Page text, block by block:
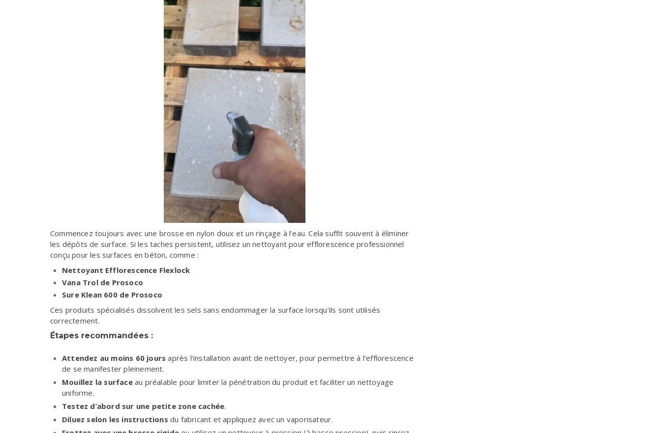
Commencez toujours avec une brosse en nylon doux et un rinçage à l’eau. Cela suffit souvent à éliminer
les dépôts de surface. Si les taches persistent, utilisez unnettoyant pour efflorescence professionnel
conçu pour les surfaces en béton, comme :
Nettoyant Efflorescence Flexlock
Vana Trol de Prosoco
Sure Klean 600 de Prosoco
Ces produits spécialisés dissolvent les sels sans endommager la surface lorsqu’ils sont utilisés
correctement.
Étapes recommandées :
Attendez au moins 60 jours après l’installation avant de nettoyer, pour permettre à l’efflorescence
de se manifester pleinement.
Mouillez la surfaceau préalable pour limiter la pénétration du produit et faciliter un nettoyage
uniforme.
Testez d’abord sur une petite zone cachée.
Diluez selon les instructions du fabricant et appliquez avec un vaporisateur.